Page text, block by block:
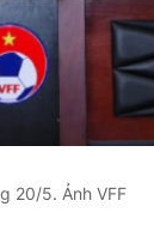
20/5. Ảnh VFF